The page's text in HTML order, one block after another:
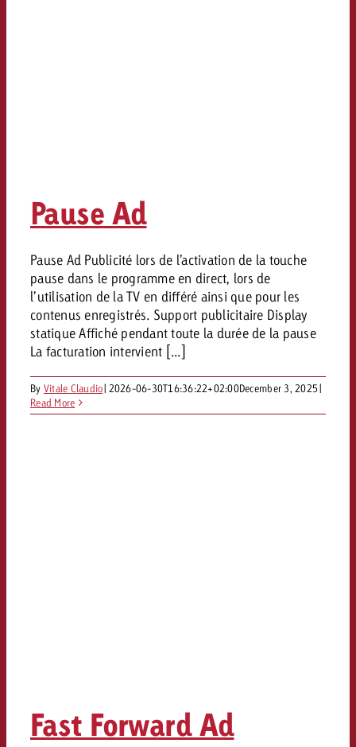
Pause Ad
Pause Ad Publicité lors de l’activation de la touche
pause dans le programme en direct, lors de
l’utilisation de la TV en différé ainsi que pour les
contenus enregistrés. Support publicitaire Display
statique Affiché pendant toute la durée de la pause
La facturation intervient [...]
By Vitale Claudio| 2026-06-30T16:36:22+02:00December 3, 2025|
Read More
Fast Forward Ad